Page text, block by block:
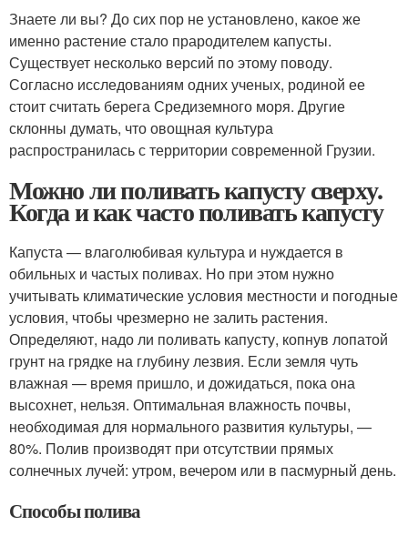
Знаете ли вы? До сих пор не установлено, какое же
именно растение стало прародителем капусты.
Существует несколько версий по этому поводу.
Согласно исследованиям одних ученых, родиной ее
стоит считать берега Средиземного моря. Другие
склонны думать, что овощная культура
распространилась с территории современной Грузии.
Можно ли поливать капусту сверху.
Когда и как часто поливать капусту
Капуста — влаголюбивая культура и нуждается в
обильных и частых поливах. Но при этом нужно
учитывать климатические условия местности и погодные
условия, чтобы чрезмерно не залить растения.
Определяют, надо ли поливать капусту, копнув лопатой
грунт на грядке на глубину лезвия. Если земля чуть
влажная — время пришло, и дожидаться, пока она
высохнет, нельзя. Оптимальная влажность почвы,
необходимая для нормального развития культуры, —
80%. Полив производят при отсутствии прямых
солнечных лучей: утром, вечером или в пасмурный день.
Способы полива